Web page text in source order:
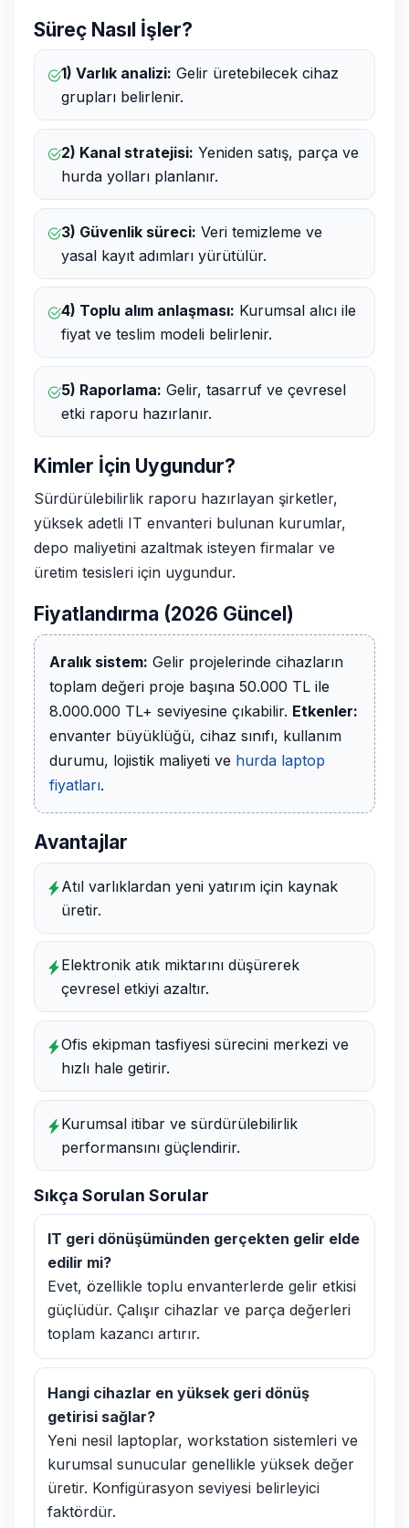
Süreç Nasıl İşler?
1) Varlık analizi: Gelir üretebilecek cihaz
grupları belirlenir.
2) Kanal stratejisi: Yeniden satış, parça ve
hurda yolları planlanır.
3) Güvenlik süreci: Veri temizleme ve
yasal kayıt adımları yürütülür.
4) Toplu alım anlaşması: Kurumsal alıcı ile
fiyat ve teslim modeli belirlenir.
5) Raporlama: Gelir, tasarruf ve çevresel
etki raporu hazırlanır.
Kimler İçin Uygundur?
Sürdürülebilirlik raporu hazırlayan şirketler,
yüksek adetli IT envanteri bulunan kurumlar,
depo maliyetini azaltmak isteyen firmalar ve
üretim tesisleri için uygundur.
Fiyatlandırma (2026 Güncel)
Aralık sistem: Gelir projelerinde cihazların
toplam değeri proje başına 50.000 TL ile
8.000.000 TL+ seviyesine çıkabilir. Etkenler:
envanter büyüklüğü, cihaz sınıfı, kullanım
durumu, lojistik maliyeti ve hurda laptop
fiyatları.
Avantajlar
Atıl varlıklardan yeni yatırım için kaynak
üretir.
Elektronik atık miktarını düşürerek
çevresel etkiyi azaltır.
Ofis ekipman tasfiyesi sürecini merkezi ve
hızlı hale getirir.
Kurumsal itibar ve sürdürülebilirlik
performansını güçlendirir.
Sıkça Sorulan Sorular
IT geri dönüşümünden gerçekten gelir elde
edilir mi?
Evet, özellikle toplu envanterlerde gelir etkisi
güçlüdür. Çalışır cihazlar ve parça değerleri
toplam kazancı artırır.
Hangi cihazlar en yüksek geri dönüş
getirisi sağlar?
Yeni nesil laptoplar, workstation sistemleri ve
kurumsal sunucular genellikle yüksek değer
üretir. Konfigürasyon seviyesi belirleyici
faktördür.